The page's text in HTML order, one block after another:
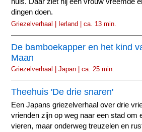
dingen doen.
Griezelverhaal | Ierland | ca. 13 min.
De bamboekapper en het kind
Maan
Griezelverhaal | Japan | ca. 25 min.
Theehuis 'De drie snaren'
Een Japans griezelverhaal over drie
vrienden zijn op weg naar een stad om
vieren, maar onderweg treuzelen en